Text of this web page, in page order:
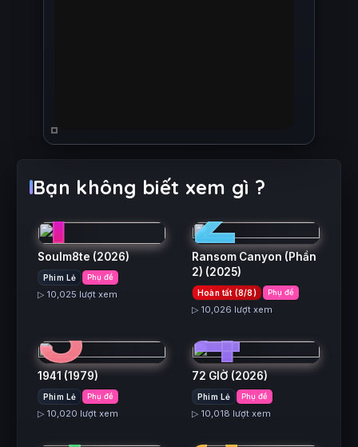
Bạn không biết xem gì ?
1
Soulm8te (2026)
Phim Lẻ Phụ đề
▷ 10,025 lượt xem
2
Ransom Canyon (Phần
2) (2025)
Hoàn tất (8/8) Phụ đề
▷ 10,026 lượt xem
3
1941 (1979)
Phim Lẻ Phụ đề
▷ 10,020 lượt xem
4
72 GIỜ (2026)
Phim Lẻ Phụ đề
▷ 10,018 lượt xem